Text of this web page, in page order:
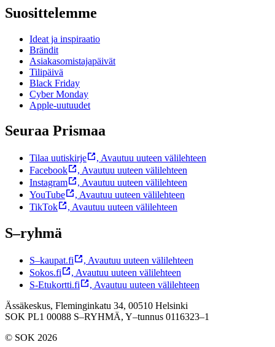
Suosittelemme
Ideat ja inspiraatio
Brändit
Asiakasomistajapäivät
Tilipäivä
Black Friday
Cyber Monday
Apple-uutuudet
Seuraa Prismaa
Tilaa uutiskirje , Avautuu uuteen välilehteen
Facebook
, Avautuu uuteen välilehteen
Instagram
, Avautuu uuteen välilehteen
YouTube
, Avautuu uuteen välilehteen
TikTok
, Avautuu uuteen välilehteen
S–ryhmä
S–kaupat.fi , Avautuu uuteen välilehteen
Sokos.fi
, Avautuu uuteen välilehteen
S-Etukortti.fi
, Avautuu uuteen välilehteen
Ässäkeskus, Fleminginkatu 34, 00510 Helsinki
SOK PL1 00088 S–RYHMÄ, Y–tunnus 0116323–1
© SOK 2026